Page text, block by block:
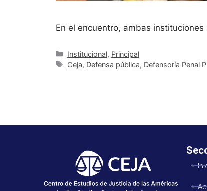
En el encuentro, ambas
Institucional, Principal
Ceja, Defensa pública, Defensoría Penal